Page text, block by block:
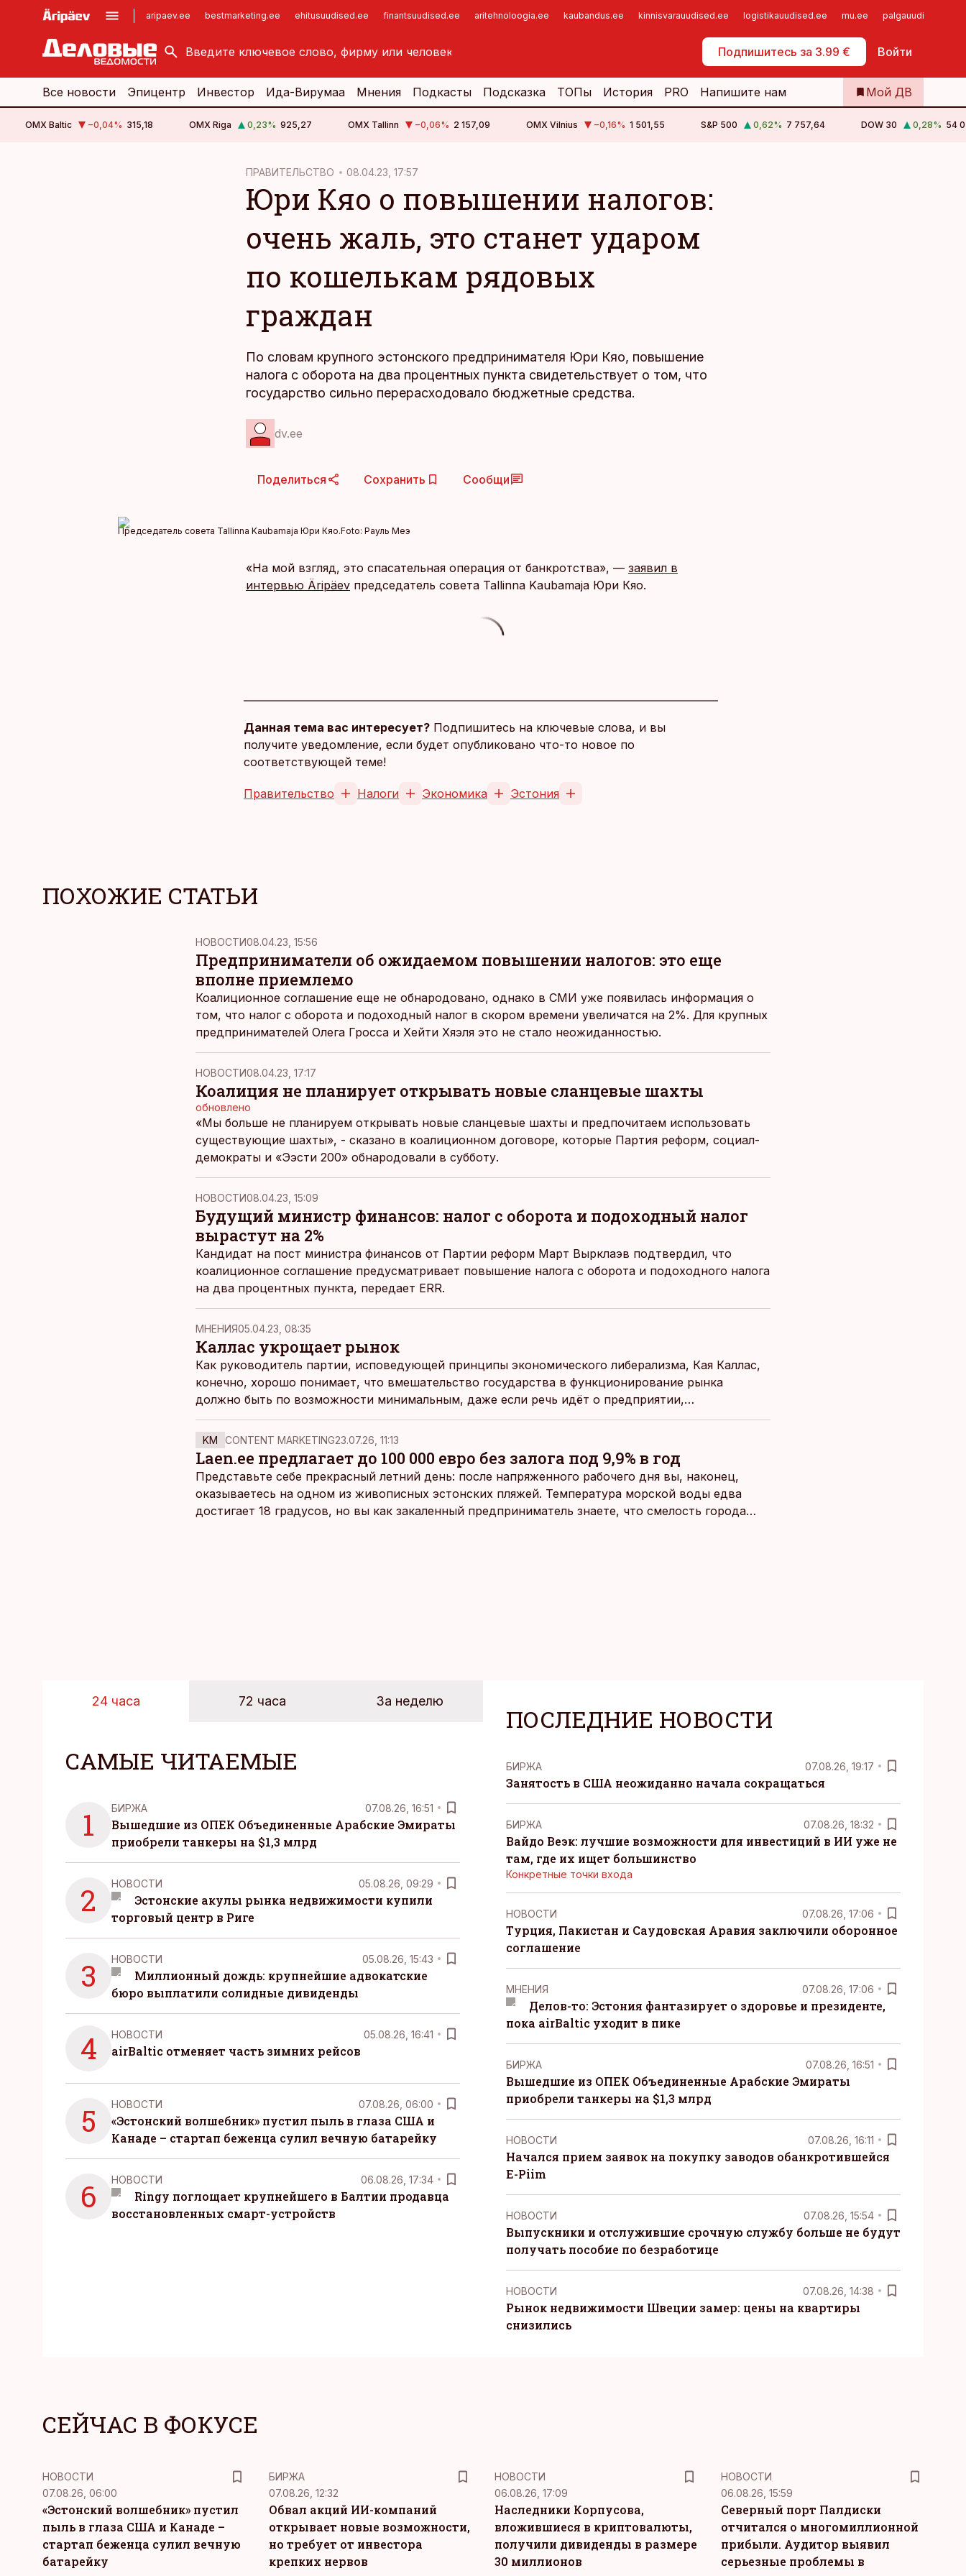
aripaev.ee bestmarketing.ee ehitusuudised.ee finantsuudised.ee aritehnoloogia.ee kaubandus.ee kinnisvarauudised.ee logistikauudised.ee mu.ee palgauudised.ee
Подпишитесь за 3.99 € Войти
kinnisvarauudised.ee
logistikauudised.ee
imelineajalugu.ee
Самообслуживание
Все новости Эпицентр Инвестор Ида-Вирумаа Мнения Подкасты Подсказка ТОПы История PRO Напишите нам Мой ДВ
OMX Baltic −0,04% 315,18 OMX Riga 0,23% 925,27 OMX Tallinn −0,06% 2 157,09 OMX Vilnius −0,16% 1 501,55 S&P 500 0,62% 7 757,64 DOW 30 0,28% 54
ПРАВИТЕЛЬСТВО 08.04.23, 17:57
Юри Кяо о повышении налогов:
очень жаль, это станет ударом
по кошелькам рядовых
граждан
По словам крупного эстонского предпринимателя Юри Кяо, повышение
налога с оборота на два процентных пункта свидетельствует о том, что
государство сильно перерасходовало бюджетные средства.
dv.ee
Поделиться Сохранить Сообщи
Председатель совета Tallinna Kaubamaja Юри Кяо.Foto: Рауль Меэ
«На мой взгляд, это спасательная операция от банкротства», — заявил в
интервью Äripäev председатель совета Tallinna Kaubamaja Юри Кяо.
Данная тема вас интересует? Подпишитесь на ключевые слова, и вы
получите уведомление, если будет опубликовано что-то новое по
соответствующей теме!
Правительство Налоги Экономика Эстония
ПОХОЖИЕ СТАТЬИ
НОВОСТИ08.04.23, 15:56
Предприниматели об ожидаемом повышении налогов: это еще
вполне приемлемо
Коалиционное соглашение еще не обнародовано, однако в СМИ уже появилась информация о
том, что налог с оборота и подоходный налог в скором времени увеличатся на 2%. Для крупных
предпринимателей Олега Гросса и Хейти Хяэля это не стало неожиданностью.
НОВОСТИ08.04.23, 17:17
Коалиция не планирует открывать новые сланцевые шахты
обновлено
«Мы больше не планируем открывать новые сланцевые шахты и предпочитаем использовать
существующие шахты», - сказано в коалиционном договоре, которые Партия реформ, социал-
демократы и «Ээсти 200» обнародовали в субботу.
НОВОСТИ08.04.23, 15:09
Будущий министр финансов: налог с оборота и подоходный налог
вырастут на 2%
Кандидат на пост министра финансов от Партии реформ Март Вырклаэв подтвердил, что
коалиционное соглашение предусматривает повышение налога с оборота и подоходного налога
на два процентных пункта, передает ERR.
MНЕНИЯ05.04.23, 08:35
Каллас укрощает рынок
Как руководитель партии, исповедующей принципы экономического либерализма, Кая Каллас,
конечно, хорошо понимает, что вмешательство государства в функционирование рынка
должно быть по возможности минимальным, даже если речь идёт о предприятии,
собственником которого является само государство. Поэтому и её жёсткие комментарии в
адрес уходящего руководства Eesti Energia, и её сетования относительно того, что предприятия
наживаются, прикрываясь повышением входных цен, выглядят идеологическим диссонансом.
KM CONTENT MARKETING23.07.26, 11:13
Laen.ee предлагает до 100 000 евро без залога под 9,9% в год
Представьте себе прекрасный летний день: после напряженного рабочего дня вы, наконец,
оказываетесь на одном из живописных эстонских пляжей. Температура морской воды едва
достигает 18 градусов, но вы как закаленный предприниматель знаете, что смелость города
24 часа 72 часа За неделю
САМЫЕ ЧИТАЕМЫЕ
1 БИРЖА 07.08.26, 16:51
Вышедшие из ОПЕК Объединенные Арабские Эмираты
приобрели танкеры на $1,3 млрд
2 НОВОСТИ 05.08.26, 09:29
Эстонские акулы рынка недвижимости купили
торговый центр в Риге
3 НОВОСТИ 05.08.26, 15:43
Миллионный дождь: крупнейшие адвокатские
бюро выплатили солидные дивиденды
4 НОВОСТИ 05.08.26, 16:41
airBaltic отменяет часть зимних рейсов
5 НОВОСТИ 07.08.26, 06:00
«Эстонский волшебник» пустил пыль в глаза США и
Канаде – стартап беженца сулил вечную батарейку
6 НОВОСТИ 06.08.26, 17:34
Ringy поглощает крупнейшего в Балтии продавца
восстановленных смарт-устройств
ПОСЛЕДНИЕ НОВОСТИ
БИРЖА 07.08.26, 19:17
Занятость в США неожиданно начала сокращаться
БИРЖА 07.08.26, 18:32
Вайдо Веэк: лучшие возможности для инвестиций в ИИ уже не
там, где их ищет большинство
Конкретные точки входа
НОВОСТИ 07.08.26, 17:06
Турция, Пакистан и Саудовская Аравия заключили оборонное
соглашение
MНЕНИЯ 07.08.26, 17:06
Делов-то: Эстония фантазирует о здоровье и президенте,
пока airBaltic уходит в пике
БИРЖА 07.08.26, 16:51
Вышедшие из ОПЕК Объединенные Арабские Эмираты
приобрели танкеры на $1,3 млрд
НОВОСТИ 07.08.26, 16:11
Начался прием заявок на покупку заводов обанкротившейся
E-Piim
НОВОСТИ 07.08.26, 15:54
Выпускники и отслужившие срочную службу больше не будут
получать пособие по безработице
НОВОСТИ 07.08.26, 14:38
Рынок недвижимости Швеции замер: цены на квартиры
снизились
СЕЙЧАС В ФОКУСЕ
НОВОСТИ
07.08.26, 06:00
«Эстонский волшебник» пустил
пыль в глаза США и Канаде –
стартап беженца сулил вечную
батарейку
БИРЖА
07.08.26, 12:32
Обвал акций ИИ-компаний
открывает новые возможности,
но требует от инвестора
крепких нервов
НОВОСТИ
06.08.26, 17:09
Наследники Корпусова,
вложившиеся в криптовалюты,
получили дивиденды в размере
30 миллионов
НОВОСТИ
06.08.26, 15:59
Северный порт Палдиски
отчитался о многомиллионной
прибыли. Аудитор выявил
серьезные проблемы в